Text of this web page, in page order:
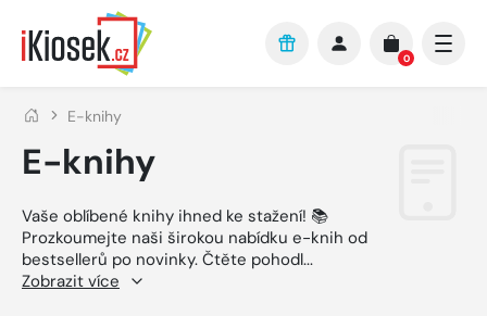
Přejít na hlavní obsah
0
E-knihy
E-knihy
Vaše oblíbené knihy ihned ke stažení! 📚
Prozkoumejte naši širokou nabídku e-knih od
bestsellerů po novinky. Čtěte pohodl...
Zobrazit více